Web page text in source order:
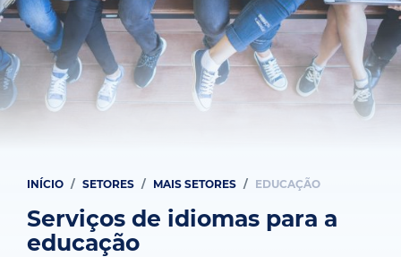
Trilha
de
navegação
INÍCIO SETORES MAIS SETORES EDUCAÇÃO
Serviços de idiomas para a
educação